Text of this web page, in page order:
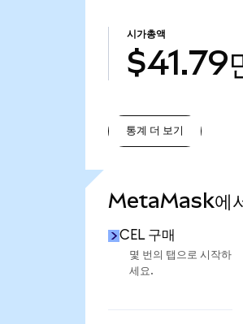
시가총액
$41.79
통계 더 보기
MetaMask에
CEL 구매
몇 번의 탭으로 시작하
세요.